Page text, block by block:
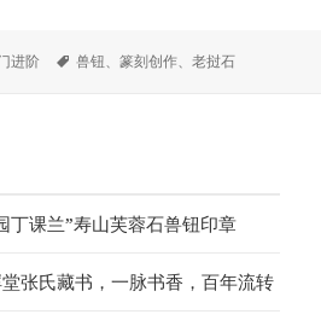
进阶
标
兽钮、篆刻创作、老挝石
丁课兰”寿山芙蓉石兽钮印章
张氏藏书，一脉书香，百年流转